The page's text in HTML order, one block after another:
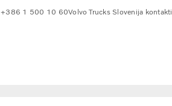
+386 1 500 10 60Volvo Trucks Slovenija kontakti